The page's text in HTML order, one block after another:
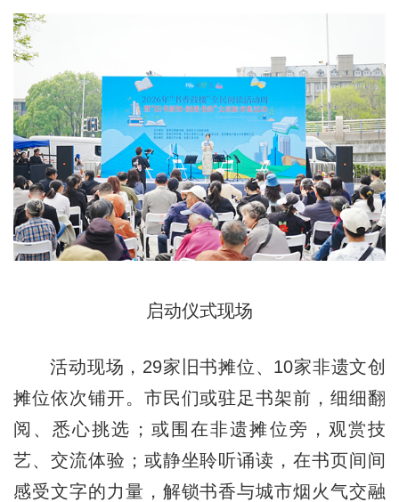
启动仪式现场
活动现场，29家旧书摊位、10家非遗文创
摊位依次铺开。市民们或驻足书架前，细细翻
阅、悉心挑选；或围在非遗摊位旁，观赏技
艺、交流体验；或静坐聆听诵读，在书页间间
感受文字的力量，解锁书香与城市烟火气交融